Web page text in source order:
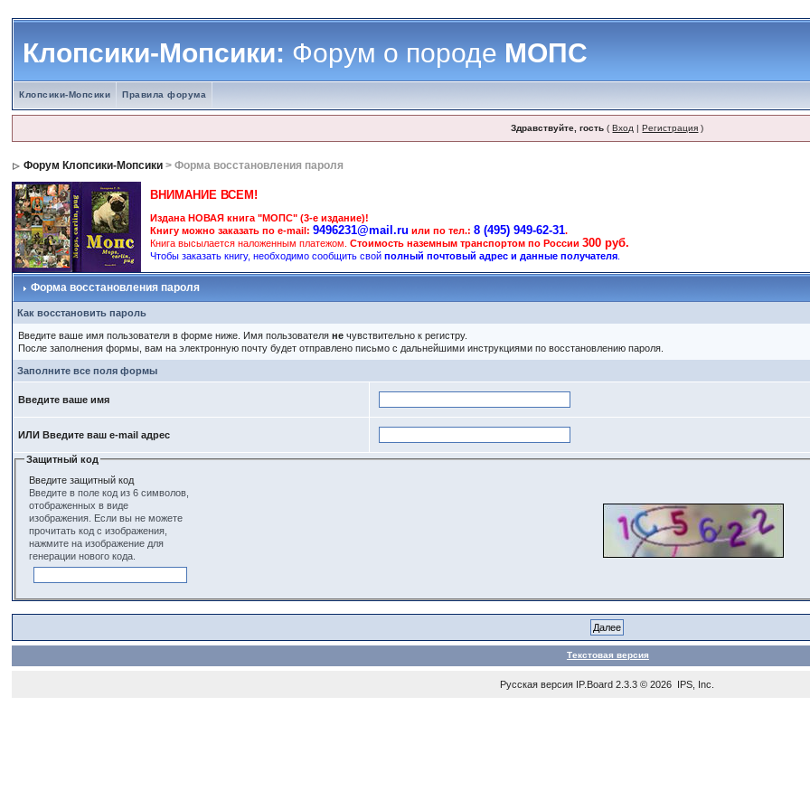
Клопсики-Мопсики:Форум о породеМОПС
Клопсики-Мопсики Правила форума
Здравствуйте, гость (Вход |Регистрация )
Форум Клопсики-Мопсики > Форма восстановления пароля
ВНИМАНИЕ ВСЕМ!
Издана НОВАЯ книга "МОПС" (3-е издание)!
Книгу можно заказать по e-mail:9496231@mail.ru или по тел.:8 (495) 949-62-31.
Книга высылается наложенным платежом.Стоимость наземным транспортом по России300 руб.
Чтобы заказать книгу, необходимо сообщить свойполный почтовый адрес и данные получателя
Форма восстановления пароля
Как восстановить пароль
Введите ваше имя пользователя в форме ниже. Имя пользователяне чувствительно к регистру.
После заполнения формы, вам на электронную почту будет отправлено письмо с дальнейшими инструкциями по восстановлению пароля.
Заполните все поля формы
Введите ваше имя
ИЛИ Введите ваш e-mail адрес
Защитный код
Введите защитный код
Введите в поле код из 6 символов,
отображенных в виде
изображения. Если вы не можете
прочитать код с изображения,
нажмите на изображение для
генерации нового кода.
Текстовая версия
Русская версия IP.Board 2.3.3 © 2026 IPS, Inc